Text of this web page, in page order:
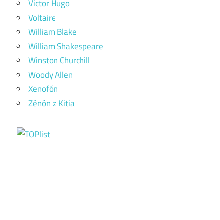
Victor Hugo
Voltaire
William Blake
William Shakespeare
Winston Churchill
Woody Allen
Xenofón
Zénón z Kitia